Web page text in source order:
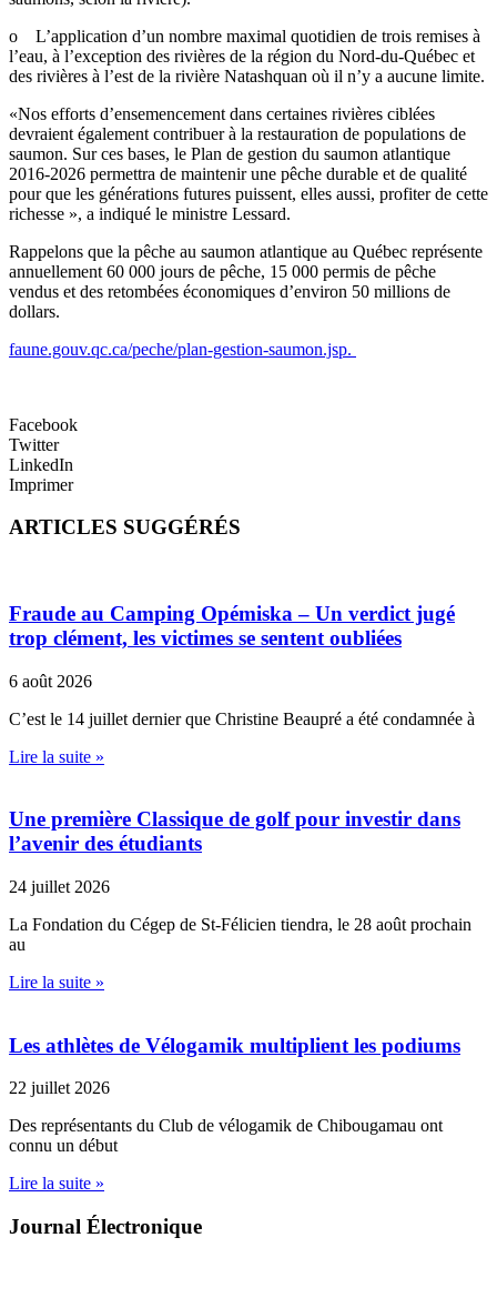
o L’application d’un nombre maximal quotidien de trois remises à
l’eau, à l’exception des rivières de la région du Nord-du-Québec et
des rivières à l’est de la rivière Natashquan où il n’y a aucune limite.
«Nos efforts d’ensemencement dans certaines rivières ciblées
devraient également contribuer à la restauration de populations de
saumon. Sur ces bases, le Plan de gestion du saumon atlantique
2016-2026 permettra de maintenir une pêche durable et de qualité
pour que les générations futures puissent, elles aussi, profiter de cette
richesse », a indiqué le ministre Lessard.
Rappelons que la pêche au saumon atlantique au Québec représente
annuellement 60 000 jours de pêche, 15 000 permis de pêche
vendus et des retombées économiques d’environ 50 millions de
dollars.
faune.gouv.qc.ca/peche/plan-gestion-saumon.jsp.
Facebook
Twitter
LinkedIn
Imprimer
ARTICLES SUGGÉRÉS
Fraude au Camping Opémiska – Un verdict jugé
trop clément, les victimes se sentent oubliées
6 août 2026
C’est le 14 juillet dernier que Christine Beaupré a été condamnée à
Lire la suite »
Une première Classique de golf pour investir dans
l’avenir des étudiants
24 juillet 2026
La Fondation du Cégep de St-Félicien tiendra, le 28 août prochain
au
Lire la suite »
Les athlètes de Vélogamik multiplient les podiums
22 juillet 2026
Des représentants du Club de vélogamik de Chibougamau ont
connu un début
Lire la suite »
Journal Électronique